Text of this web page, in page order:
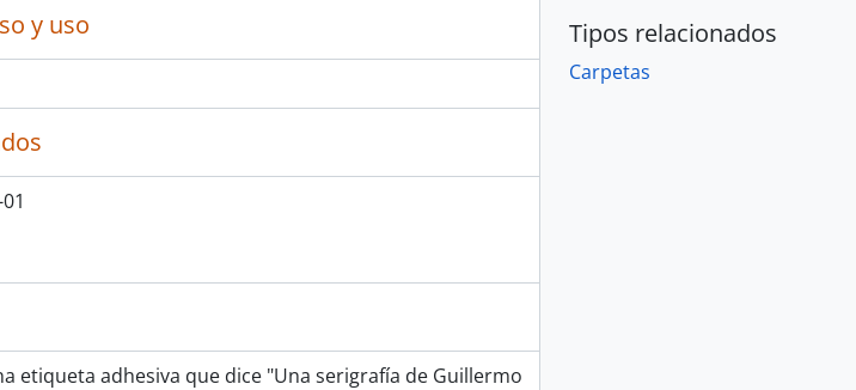
y uso
etiqueta adhesiva que dice "Una serigrafía de Guillermo
Tipos relacionados
Carpetas